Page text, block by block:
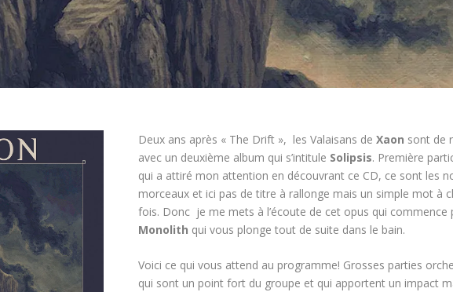
Deux ans après « The Drift », les Valaisans de Xaon sont de
avec un deuxième album qui s’intitule Solipsis. Première
qui a attiré mon attention en découvrant ce CD, ce sont les
morceaux et ici pas de titre à rallonge mais un simple mot à
fois. Donc je me mets à l’écoute de cet opus qui commence
Monolith qui vous plonge tout de suite dans le bain.
Voici ce qui vous attend au programme! Grosses parties
qui sont un point fort du groupe et qui apportent un impact